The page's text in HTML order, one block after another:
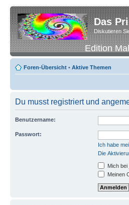
Das
Diskutieren
Edition
Foren-Übersicht • Aktive Themen
Du musst registriert und
Benutzername:
Passwort:
Ich habe
Die
Mich
Meinen